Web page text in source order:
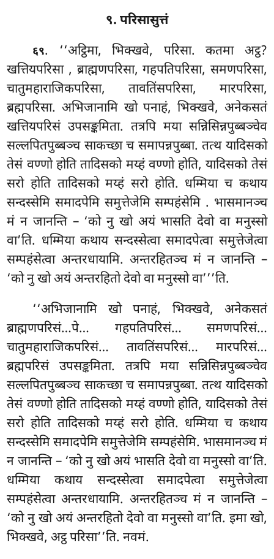
९. परिसासुत्तं
६९. ‘‘अट्ठिमा, भिक्खवे, परिसा. कतमा अट्ठ?
खत्तियपरिसा , ब्राह्मणपरिसा, गहपतिपरिसा, समणपरिसा,
चातुमहाराजिकपरिसा, तावतिंसपरिसा, मारपरिसा,
ब्रह्मपरिसा. अभिजानामि खो पनाहं, भिक्खवे, अनेकसतं
खत्तियपरिसं उपसङ्कमिता. तत्रपि मया सन्निसिन्नपुब्बञ्चेव
सल्लपितपुब्बञ्च साकच्छा च समापन्नपुब्बा. तत्थ यादिसको
तेसं वण्णो होति तादिसको मय्हं वण्णो होति, यादिसको तेसं
सरो होति तादिसको मय्हं सरो होति. धम्मिया च कथाय
सन्दस्सेमि समादपेमि समुत्तेजेमि सम्पहंसेमि . भासमानञ्च
मं न जानन्ति – ‘को नु खो अयं भासति देवो वा मनुस्सो
वा’ति. धम्मिया कथाय सन्दस्सेत्वा समादपेत्वा समुत्तेजेत्वा
सम्पहंसेत्वा अन्तरधायामि. अन्तरहितञ्च मं न जानन्ति –
‘को नु खो अयं अन्तरहितो देवो वा मनुस्सो वा’’’ति.
‘‘अभिजानामिखो पनाहं, भिक्खवे, अनेकसतं
ब्राह्मणपरिसं…पे… गहपतिपरिसं… समणपरिसं…
चातुमहाराजिकपरिसं… तावतिंसपरिसं… मारपरिसं…
ब्रह्मपरिसं उपसङ्कमिता. तत्रपि मया सन्निसिन्नपुब्बञ्चेव
सल्लपितपुब्बञ्च साकच्छा च समापन्नपुब्बा. तत्थ यादिसको
तेसं वण्णो होति तादिसको मय्हं वण्णो होति, यादिसको तेसं
सरो होति तादिसको मय्हं सरो होति. धम्मिया च कथाय
सन्दस्सेमि समादपेमि समुत्तेजेमि सम्पहंसेमि. भासमानञ्च मं
न जानन्ति – ‘को नु खो अयं भासति देवो वा मनुस्सो वा’ति.
धम्मिया कथाय सन्दस्सेत्वा समादपेत्वा समुत्तेजेत्वा
सम्पहंसेत्वा अन्तरधायामि. अन्तरहितञ्च मं न जानन्ति –
‘को नुखो अयं अन्तरहितो देवो वा मनुस्सो वा’ति. इमा खो,
भिक्खवे, अट्ठ परिसा’’ति. नवमं.